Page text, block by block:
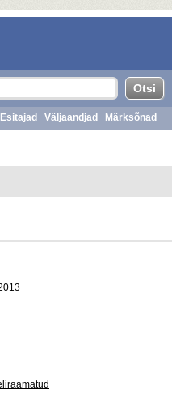
Esitajad Väljaandjad Märksõnad